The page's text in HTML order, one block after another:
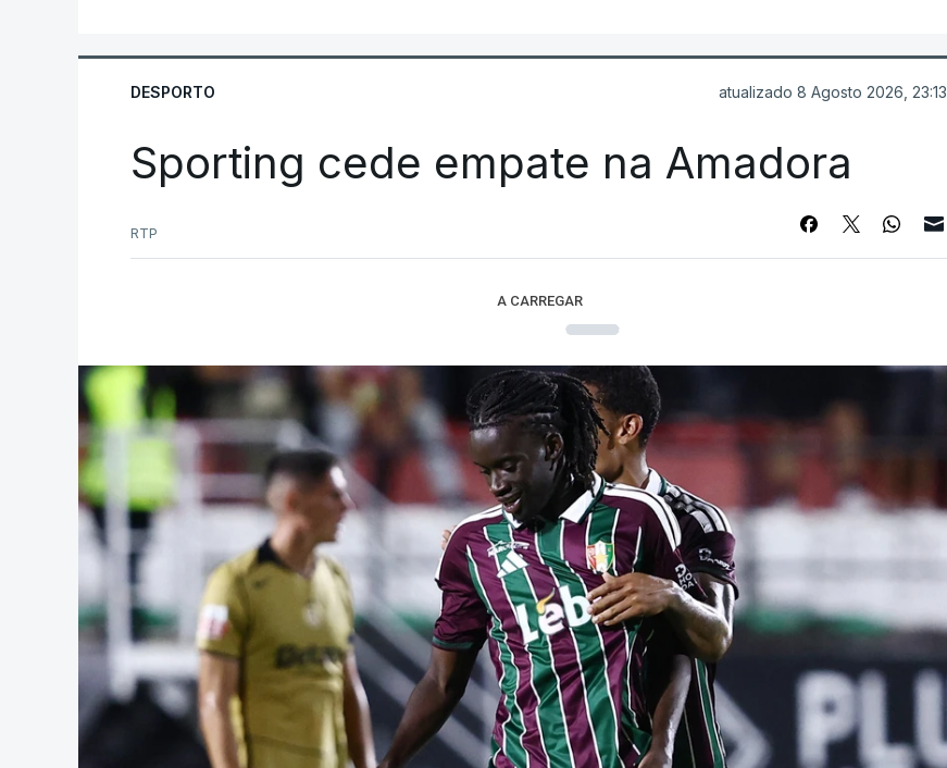
DESPORTO atualizado 8 Agosto 2026, 23:13
Sporting cede empate na Amadora
RTP
A CARREGAR